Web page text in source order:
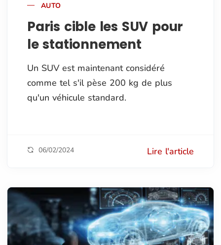
AUTO
Paris cible les SUV pour
le stationnement
Un SUV est maintenant considéré
comme tel s'il pèse 200 kg de plus
qu'un véhicule standard.
06/02/2024 Lire l'article